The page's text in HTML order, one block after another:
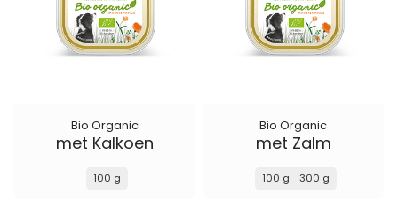
Bio Organic
met Kalkoen
100 g
Bio Organic
met Zalm
100 g 300 g